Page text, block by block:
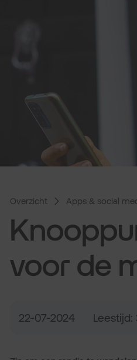
Overzicht Apps & social
voor de
22-07-2024 Leestijd: